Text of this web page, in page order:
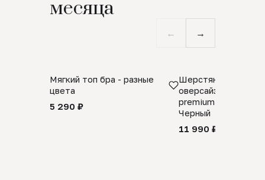
месяца
← →
Мягкий топ бра - разные
цвета
5 290 ₽
Шерстяной свитер
оверсайз 100%
premium merino
Черный
11 990 ₽